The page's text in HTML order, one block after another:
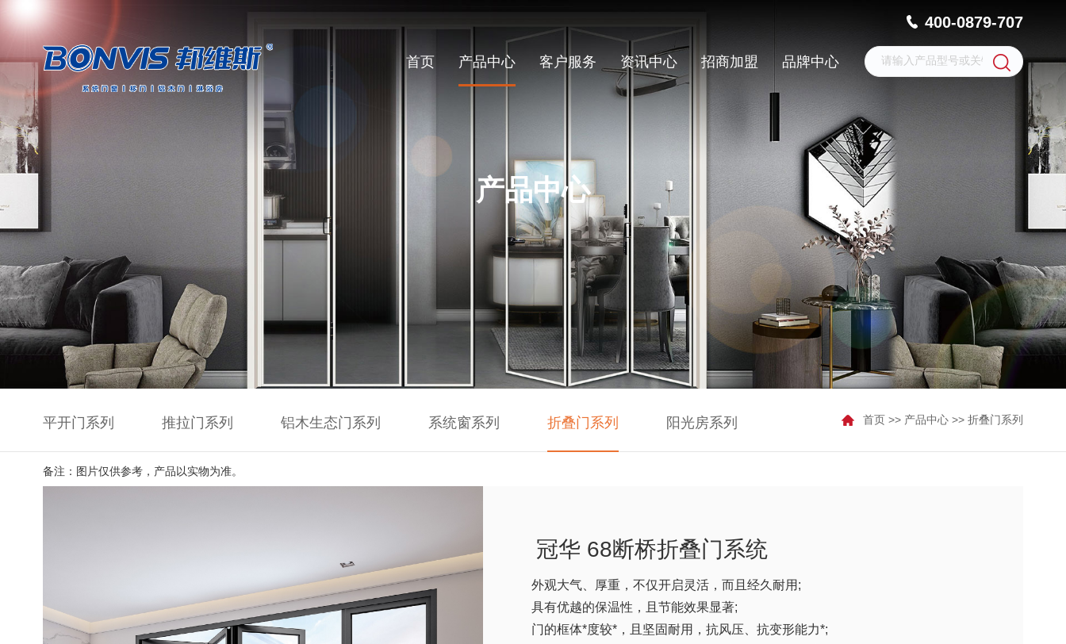
400-0879-707
首页 产品中心 客户服务 资讯中心 招商加盟 品牌中心
产品中心
首页 >> 产品中心 >>折叠门系列
平开门系列 推拉门系列 铝木生态门系列 系统窗系列 折叠门系列 阳光房系列
备注：图片仅供参考，产品以实物为准。
冠华 68断桥折叠门系统
外观大气、厚重，不仅开启灵活，而且经久耐用;
具有优越的保温性，且节能效果显著;
门的框体*度较*，且坚固耐用，抗风压、抗变形能力*;